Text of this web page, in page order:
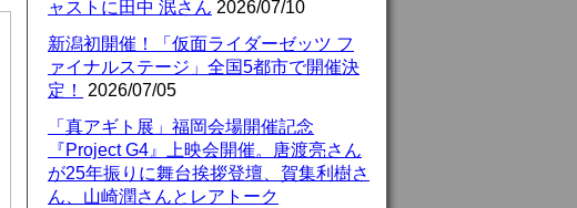
ャストに田中 泯さん 2026/07/10
新潟初開催！「仮面ライダーゼッツ フ
ァイナルステージ」全国5都市で開催決
定！
2026/07/05
「真アギト展」福岡会場開催記念
『Project G4』上映会開催。唐渡亮さん
が25年振りに舞台挨拶登壇、賀集利樹さ
ん、山崎潤さんとレアトーク